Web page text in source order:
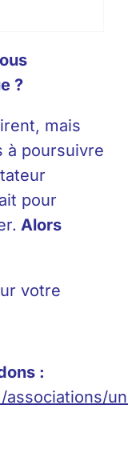
?
mais
à poursuivre
pour
Alors
votre
: